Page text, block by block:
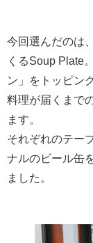
今回選んだのは
くるSoup Plate
ン」をトッピン
料理が届くまで
ます。
それぞれのテー
ナルのビール缶
ました。